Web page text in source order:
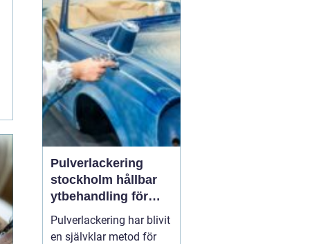
kirurgiska ingrepp.
Genom att förstå hur
dessa behan...
Pulverlackering
stockholm hållbar
ytbehandling för
industri och design
Pulverlackering har blivit
en självklar metod för